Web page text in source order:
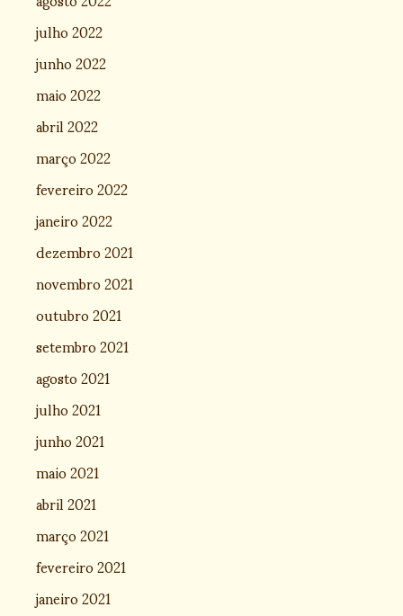
julho 2022
junho 2022
maio 2022
abril 2022
março 2022
fevereiro 2022
janeiro 2022
dezembro 2021
novembro 2021
outubro 2021
setembro 2021
agosto 2021
julho 2021
junho 2021
maio 2021
abril 2021
março 2021
fevereiro 2021
janeiro 2021